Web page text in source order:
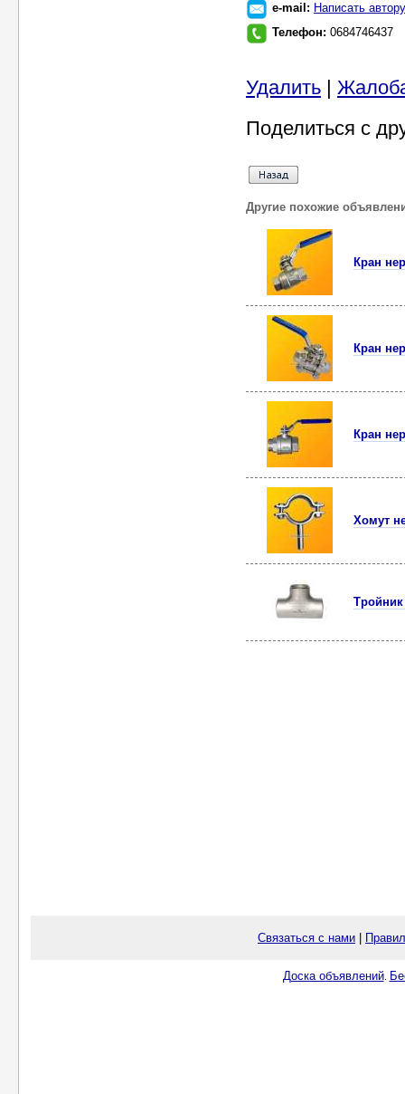
e-mail: Написать автору
Телефон: 0684746437
Удалить |
Поделиться с
Другие похожие
Кран
Кран
Кран
Хомут
Связаться с нами
Доска объявлений.